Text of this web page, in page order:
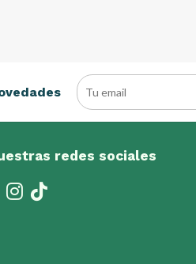
redes sociales